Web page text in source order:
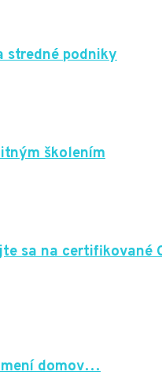
stredné podniky
školením
sa na certifikované
domov…